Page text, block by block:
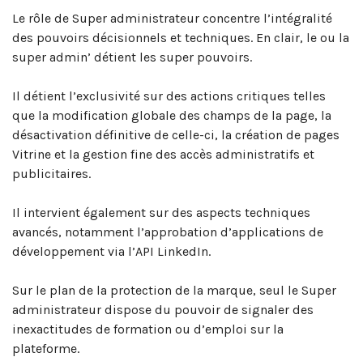
Le rôle de Super administrateur concentre l’intégralité
des pouvoirs décisionnels et techniques. En clair, le ou la
super admin’ détient les super pouvoirs.
Il détient l’exclusivité sur des actions critiques telles
que la modification globale des champs de la page, la
désactivation définitive de celle-ci, la création de pages
Vitrine et la gestion fine des accès administratifs et
publicitaires.
Il intervient également sur des aspects techniques
avancés, notamment l’approbation d’applications de
développement via l’API LinkedIn.
Sur le plan de la protection de la marque, seul le Super
administrateur dispose du pouvoir de signaler des
inexactitudes de formation ou d’emploi sur la
plateforme.